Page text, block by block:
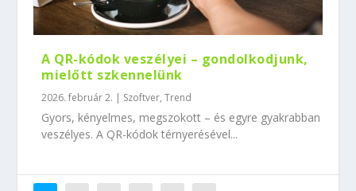
A QR-kódok veszélyei – gondolkodjunk,
mielőtt szkennelünk
2026. február 2. | Szoftver,Trend
Gyors, kényelmes, megszokott – és egyre gyakrabban
veszélyes. A QR-kódok térnyerésével...